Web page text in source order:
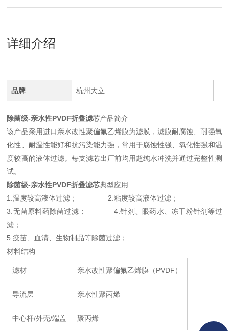
详细介绍
品牌 杭州大立
除菌级-亲水性PVDF折叠滤芯产品简介
该产品采用进口亲水改性聚偏氟乙烯膜为滤膜，滤膜耐腐蚀、耐强氧
化性、耐温性能好和抗污染能力强，常用于腐蚀性强、氧化性强和温
度较高的液体过滤。每支滤芯出厂前均用超纯水冲洗并通过完整性测
试。
除菌级-亲水性PVDF折叠滤芯典型应用
1.温度较高液体过滤； 2.粘度较高液体过滤；
3.无菌原料药除菌过滤； 4.针剂、眼药水、冻干粉针剂等过
滤；
5.疫苗、血清、生物制品等除菌过滤；
材料结构
滤材 亲水改性聚偏氟乙烯膜（PVDF）
导流层 亲水性聚丙烯
中心杆/外壳/端盖 聚丙烯